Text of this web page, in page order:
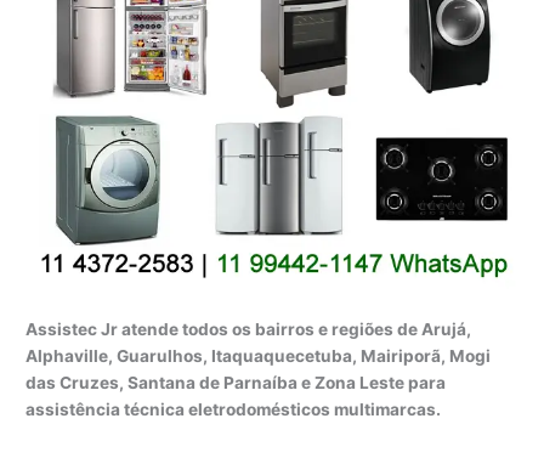
Assistec Jr atende todos os bairros e regiões de Arujá,
Alphaville, Guarulhos, Itaquaquecetuba, Mairiporã, Mogi
das Cruzes, Santana de Parnaíba e Zona Leste para
assistência técnica eletrodomésticos multimarcas.